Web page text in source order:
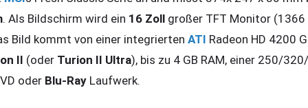
. Als Bildschirm wird ein 16 Zoll großer TFT Monitor (1366
Bild kommt von einer integrierten ATI Radeon HD 4200
II (oder Turion II Ultra), bis zu 4 GB RAM, einer 250/
oder Blu-Ray Laufwerk.